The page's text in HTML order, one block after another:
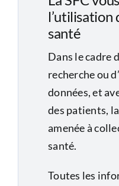
l’utilisation
santé
Dans le cadre
recherche ou
données, et
des patients,
amenée à
santé.
Toutes les